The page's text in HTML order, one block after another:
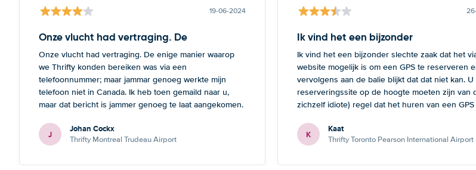
19-06-2024
Onze vlucht had vertraging. De
Onze vlucht had vertraging. De enige manier waarop
we Thrifty konden bereiken was via een
telefoonnummer; maar jammar genoeg werkte mijn
telefoon niet in Canada. Ik heb toen gemaild naar u,
maar dat bericht is jammer genoeg te laat aangekomen.
zou fijn zijn om op een andere manier contact te
kunnen nemen, bvb via mail, whatsapp, website chat, ...,
J Johan Cockx
Thrifty Montreal Trudeau Airport
Ik vind het een bijzonder
Ik vind het een bijzonder slechte zaak dat het
website mogelijk is om een GPS te reserveren
vervolgens aan de balie blijkt dat dat niet kan. U
reserveringssite op de hoogte moeten zijn van
zichzelf idiote) regel dat het huren van een
de mogelijkheid om nog een andere keuze te
K Kaat
Thrifty Toronto Pearson International Airport